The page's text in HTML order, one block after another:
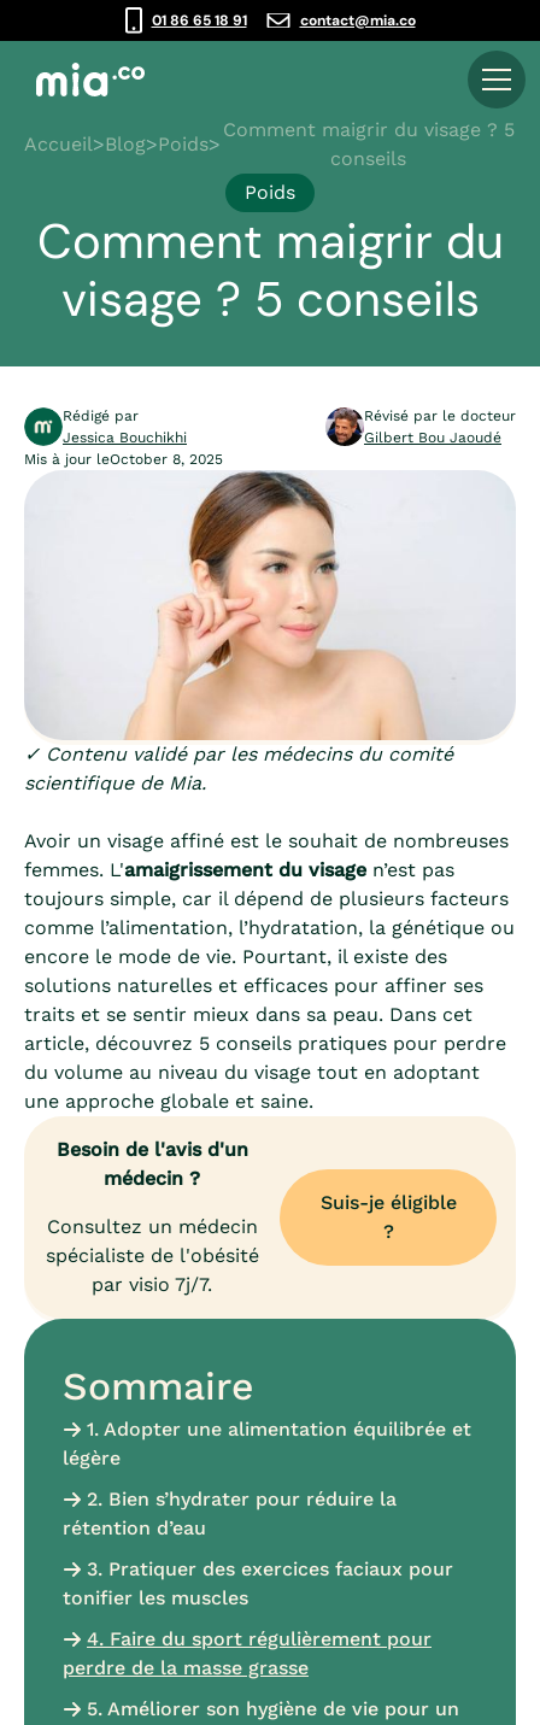
01 86 65 18 91 contact@mia.co
Accueil>Blog>Poids>
Comment maigrir du visage ? 5
conseils
Poids
Comment maigrir du
visage ? 5 conseils
Rédigé par
Jessica Bouchikhi
Révisé par le docteur
Gilbert Bou Jaoudé
Mis à jour leOctober 8, 2025
✓ Contenu validé par les médecins du comité
scientifique de Mia.
Avoir un visage affiné est le souhait de nombreuses
femmes. L'amaigrissement du visage n’est pas
toujours simple, car il dépend de plusieurs facteurs
comme l’alimentation, l’hydratation, la génétique ou
encore le mode de vie. Pourtant, il existe des
solutions naturelles et efficaces pour affiner ses
traits et se sentir mieux dans sa peau. Dans cet
article, découvrez 5 conseils pratiques pour perdre
du volume au niveau du visage tout en adoptant
une approche globale et saine.
Besoin de l'avis d'un
médecin ?
Suis-je éligible
?
Consultez un médecin
spécialiste de l'obésité
par visio 7j/7.
Sommaire
1. Adopter une alimentation équilibrée et
légère
2. Bien s’hydrater pour réduire la
rétention d’eau
3. Pratiquer des exercices faciaux pour
tonifier les muscles
4. Faire du sport régulièrement pour
perdre de la masse grasse
5. Améliorer son hygiène de vie pour un